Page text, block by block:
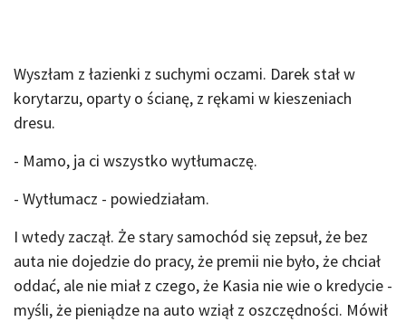
Wyszłam z łazienki z suchymi oczami. Darek stał w
korytarzu, oparty o ścianę, z rękami w kieszeniach
dresu.
- Mamo, ja ci wszystko wytłumaczę.
- Wytłumacz - powiedziałam.
I wtedy zaczął. Że stary samochód się zepsuł, że bez
auta nie dojedzie do pracy, że premii nie było, że chciał
oddać, ale nie miał z czego, że Kasia nie wie o kredycie -
myśli, że pieniądze na auto wziął z oszczędności. Mówił